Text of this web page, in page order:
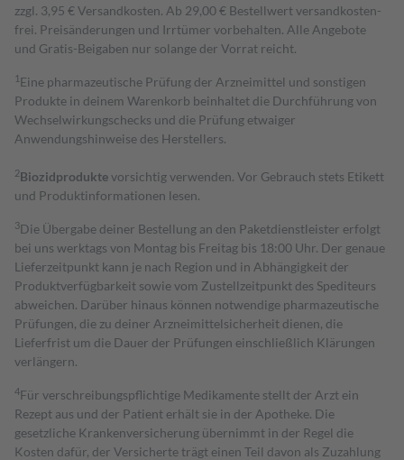
zzgl. 3,95 € Versandkosten. Ab 29,00 € Bestell­wert versand­kosten­
frei. Preisänderungen und Irrtümer vorbehalten. Alle Angebote
und Gratis-Beigaben nur solange der Vorrat reicht.
1 Eine pharmazeutische Prüfung der Arzneimittel und sonstigen
Produkte in deinem Warenkorb beinhaltet die Durchführung von
Wechselwirkungschecks und die Prüfung etwaiger
Anwendungshinweise des Herstellers.
2Biozidproduktevorsichtig verwenden. Vor Gebrauch stets Etikett
und Produktinformationen lesen.
3Die Übergabe deiner Bestellung an den Paketdienstleister erfolgt
bei uns werktags von Montag bis Freitag bis 18:00 Uhr. Der genaue
Lieferzeitpunkt kann je nach Region und in Abhängigkeit der
Produktverfügbarkeit sowie vom Zustellzeitpunkt des Spediteurs
abweichen. Darüber hinaus können notwendige pharmazeutische
Prüfungen, die zu deiner Arzneimittelsicherheit dienen, die
Lieferfrist um die Dauer der Prüfungen einschließlich Klärungen
verlängern.
4Für verschreibungspflichtige Medikamente stellt der Arzt ein
Rezept aus und der Patient erhält sie in der Apotheke. Die
gesetzliche Krankenversicherung übernimmt in der Regel die
Kosten dafür, der Versicherte trägt einen Teil davon als Zuzahlung